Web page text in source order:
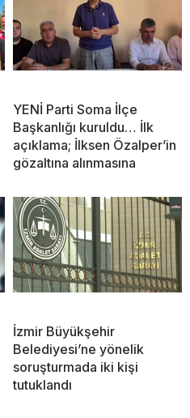
YENİ Parti Soma İlçe
Başkanlığı kuruldu… İlk
açıklama; İlksen Özalper’in
gözaltına alınmasına
İzmir Büyükşehir
Belediyesi’ne yönelik
soruşturmada iki kişi
tutuklandı